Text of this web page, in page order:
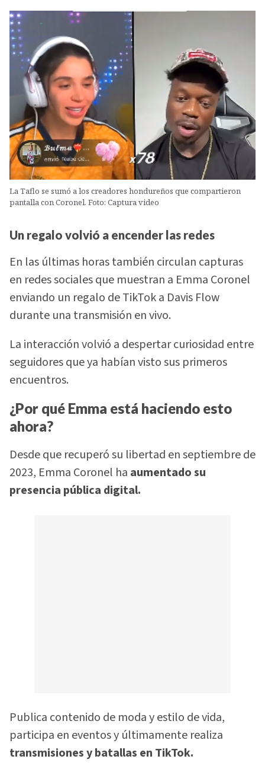
La Taflo se sumó a los creadores hondureños que compartieron
pantalla con Coronel. Foto: Captura video
Un regalo volvió a encender las redes
En las últimas horas también circulan capturas
en redes sociales que muestran a Emma Coronel
enviando un regalo de TikTok a Davis Flow
durante una transmisión en vivo.
La interacción volvió a despertar curiosidad entre
seguidores que ya habían visto sus primeros
encuentros.
¿Por qué Emma está haciendo esto
ahora?
Desde que recuperó su libertad en septiembre de
2023, Emma Coronel ha aumentado su
presencia pública digital.
Publica contenido de moda y estilo de vida,
participa en eventos y últimamente realiza
transmisiones y batallas en TikTok.